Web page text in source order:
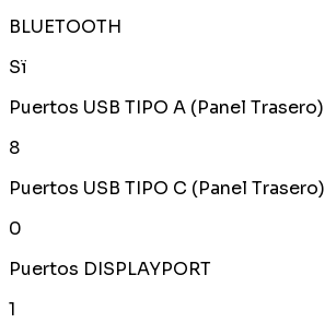
BLUETOOTH
Sï
Puertos USB TIPO A (Panel Trasero)
8
Puertos USB TIPO C (Panel Trasero)
0
Puertos DISPLAYPORT
1